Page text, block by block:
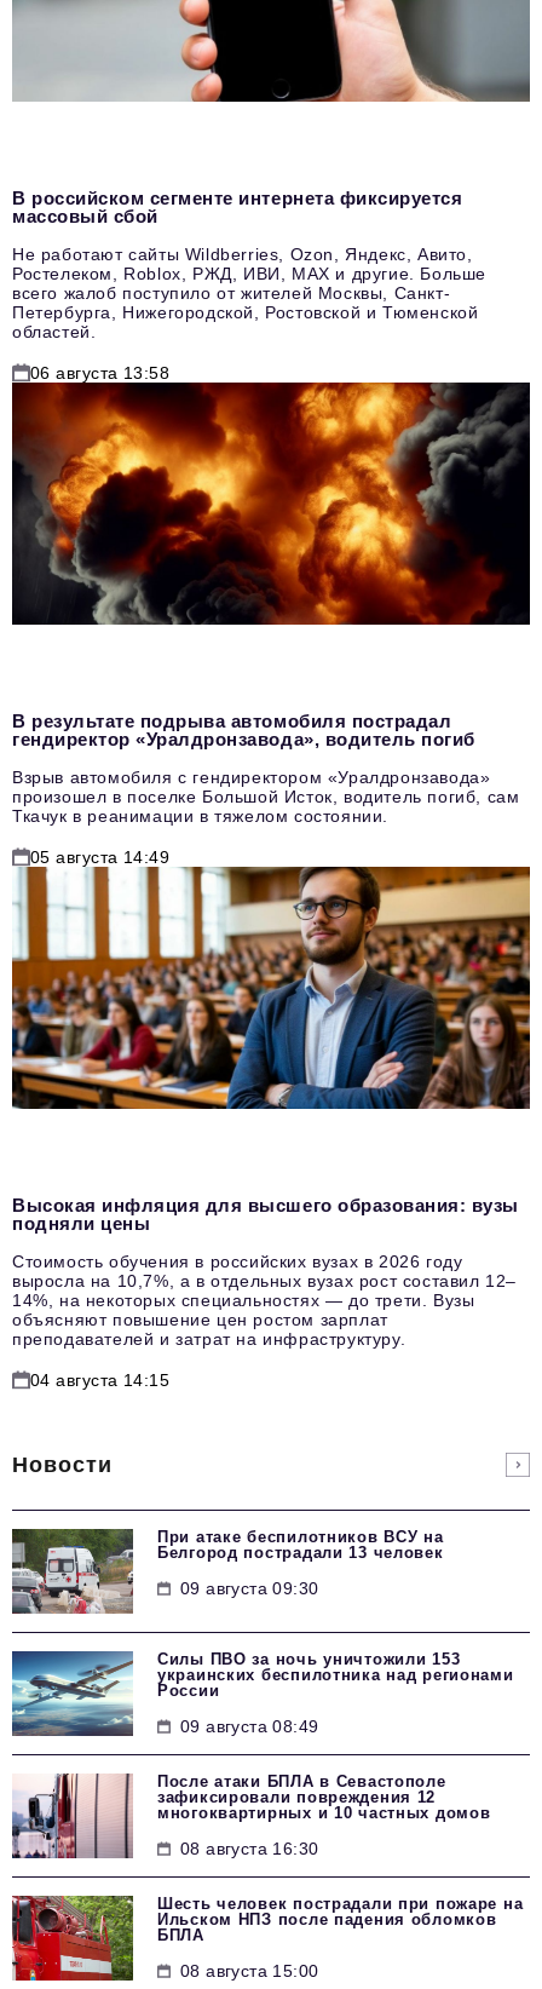
В российском сегменте интернета фиксируется
массовый сбой
Не работают сайты Wildberries, Ozon, Яндекс, Авито,
Ростелеком, Roblox, РЖД, ИВИ, MAX и другие. Больше
всего жалоб поступило от жителей Москвы, Санкт-
Петербурга, Нижегородской, Ростовской и Тюменской
областей.
06 августа 13:58
В результате подрыва автомобиля пострадал
гендиректор «Уралдронзавода», водитель погиб
Взрыв автомобиля с гендиректором «Уралдронзавода»
произошел в поселке Большой Исток, водитель погиб, сам
Ткачук в реанимации в тяжелом состоянии.
05 августа 14:49
Высокая инфляция для высшего образования: вузы
подняли цены
Стоимость обучения в российских вузах в 2026 году
выросла на 10,7%, а в отдельных вузах рост составил 12–
14%, на некоторых специальностях — до трети. Вузы
объясняют повышение цен ростом зарплат
преподавателей и затрат на инфраструктуру.
04 августа 14:15
Новости
При атаке беспилотников ВСУ на
Белгород пострадали 13 человек
09 августа 09:30
Силы ПВО за ночь уничтожили 153
украинских беспилотника над регионами
России
09 августа 08:49
После атаки БПЛА в Севастополе
зафиксировали повреждения 12
многоквартирных и 10 частных домов
08 августа 16:30
Шесть человек пострадали при пожаре на
Ильском НПЗ после падения обломков
БПЛА
08 августа 15:00